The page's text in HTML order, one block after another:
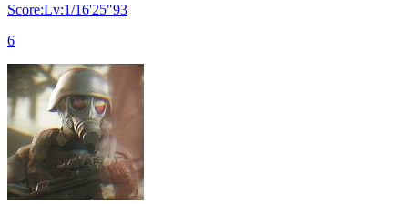
Score:Lv:1/16'25"93
6